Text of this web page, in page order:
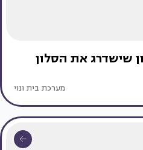
שישדרג את הסלון
מערכת בית ונוי